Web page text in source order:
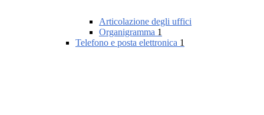
Articolazione degli uffici
Organigramma 1
Telefono e posta elettronica 1